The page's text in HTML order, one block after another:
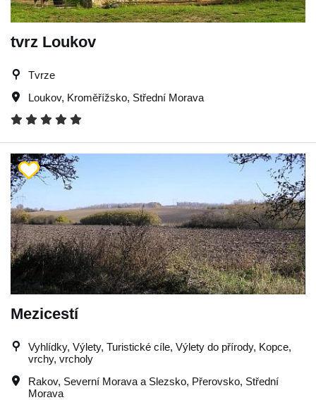
tvrz Loukov
Tvrze
Loukov, Kroměřížsko, Střední Morava
Mezicestí
Vyhlídky, Výlety, Turistické cíle, Výlety do přírody, Kopce,
vrchy, vrcholy
Rakov, Severní Morava a Slezsko, Přerovsko, Střední
Morava